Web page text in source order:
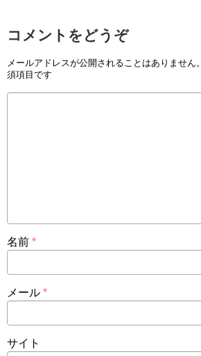
コメントをどうぞ
メールアドレスが公開されることはありません。
須項目です
名前 *
メール *
サイト